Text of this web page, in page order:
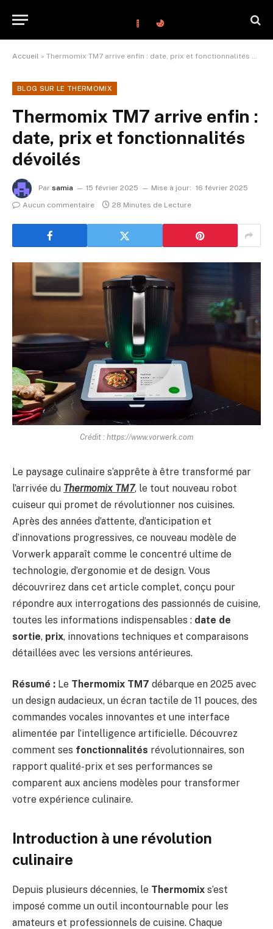
Accueil » Thermomix TM7 arrive enfin : date, prix et fonctionnalités dévoilés
BLOG SUR LE THERMOMIX
Thermomix TM7 arrive enfin :
date, prix et fonctionnalités
dévoilés
Par samia 15 février 2025 Mise à jour: 16 février 2025
Aucun commentaire
28 Minutes de Lecture
Crédit : https://www.vorwerk.com
Le paysage culinaire s’apprête à être transformé par
l’arrivée du Thermomix TM7, le tout nouveau robot
cuiseur qui promet de révolutionner nos cuisines.
Après des années d’attente, d’anticipation et
d’innovations progressives, ce nouveau modèle de
Vorwerk apparaît comme le concentré ultime de
technologie, d’ergonomie et de design. Vous
découvrirez dans cet article complet, conçu pour
répondre aux interrogations des passionnés de cuisine,
toutes les informations indispensables : date de
sortie, prix, innovations techniques et comparaisons
détaillées avec les versions antérieures.
Résumé : Le Thermomix TM7 débarque en 2025 avec
un design audacieux, un écran tactile de 11 pouces, des
commandes vocales innovantes et une interface
alimentée par l’intelligence artificielle. Découvrez
comment ses fonctionnalités révolutionnaires, son
rapport qualité-prix et ses performances se
comparent aux anciens modèles pour transformer
votre expérience culinaire.
Introduction à une révolution
culinaire
Depuis plusieurs décennies, le Thermomix s’est
imposé comme un outil incontournable pour les
amateurs et professionnels de cuisine. Chaque